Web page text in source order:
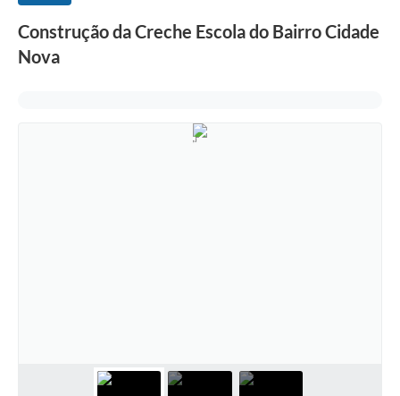
Construção da Creche Escola do Bairro Cidade
Nova